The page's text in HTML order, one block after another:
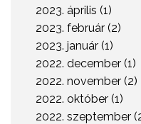
2023. április (1)
2023. február (2)
2023. január (1)
2022. december (1)
2022. november (2)
2022. október (1)
2022. szeptember